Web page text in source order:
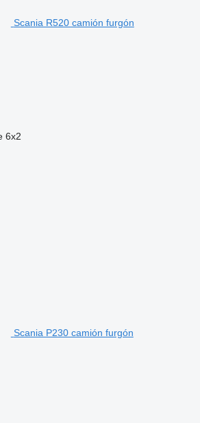
Scania R520 camión furgón
6x2
Scania P230 camión furgón